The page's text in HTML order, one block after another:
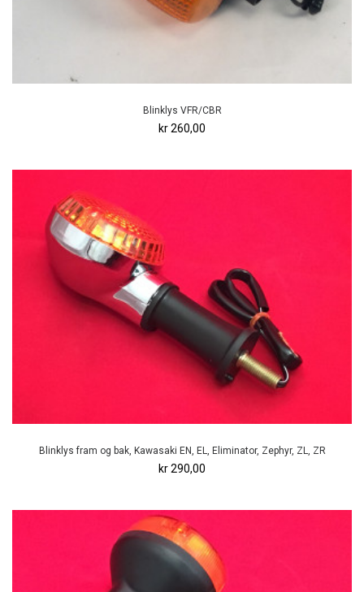
Blinklys VFR/CBR
kr 260,00
Blinklys fram og bak, Kawasaki EN, EL, Eliminator, Zephyr, ZL, ZR
kr 290,00